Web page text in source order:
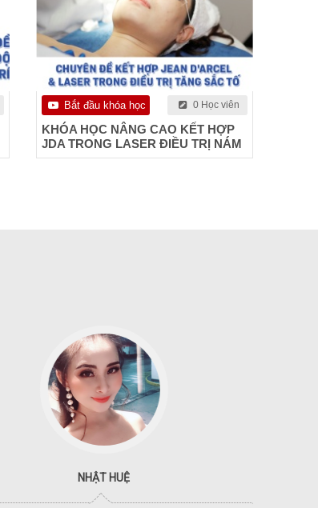
Bắt đầu khóa học 0 Học viên
KHÓA HỌC NÂNG CAO KẾT HỢP
JDA TRONG LASER ĐIỀU TRỊ NÁM
NHẬT HUỆ